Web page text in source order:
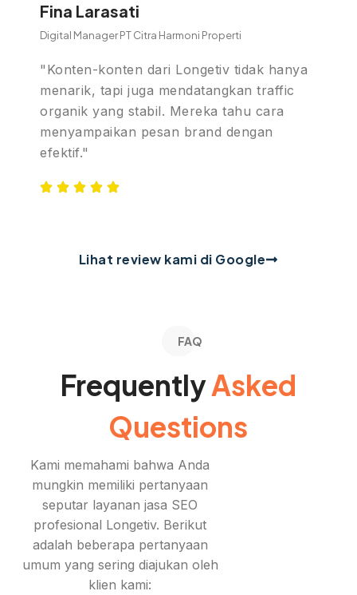
Fina Larasati
Digital Manager PT Citra Harmoni Properti
"Konten-konten dari Longetiv tidak hanya
menarik, tapi juga mendatangkan traffic
organik yang stabil. Mereka tahu cara
menyampaikan pesan brand dengan
efektif."
Lihat review kami di Google
FAQ
FrequentlyAsked
Questions
Kami memahami bahwa Anda
mungkin memiliki pertanyaan
seputar layanan jasa SEO
profesional Longetiv. Berikut
adalah beberapa pertanyaan
umum yang sering diajukan oleh
klien kami: